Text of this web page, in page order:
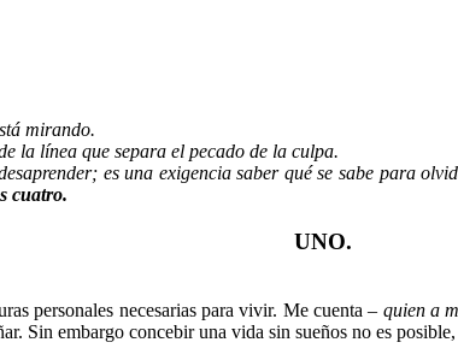
mirando.
la línea que separa el pecado de la culpa.
es una exigencia saber qué se sabe para
cuatro.
UNO.
personales necesarias para vivir. Me cuenta – quien a
Sin embargo concebir una vida sin sueños no es